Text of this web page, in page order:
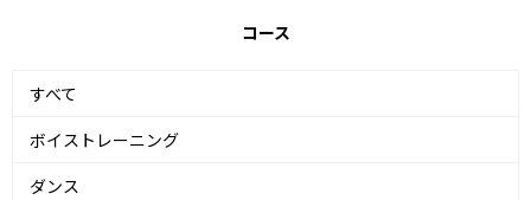
コース
すべて
ボイストレーニング
ダンス